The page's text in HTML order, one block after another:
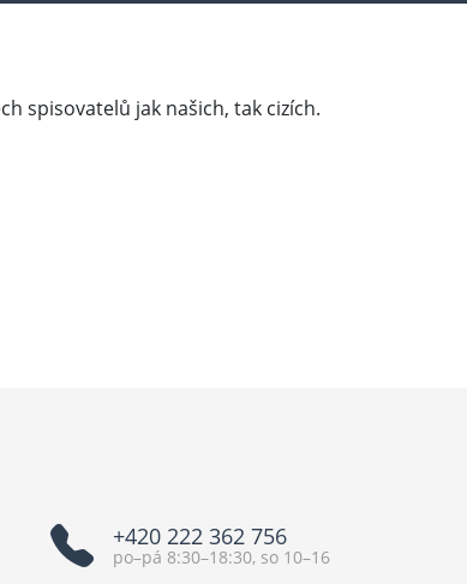
spisovatelů jak našich, tak cizích.
+420 222 362 756
po–pá 8:30–18:30, so 10–16